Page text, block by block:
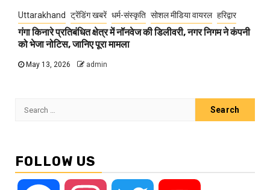
Uttarakhand ट्रेंडिंग खबरें धर्म-संस्कृति सोशल मीडिया वायरल हरिद्वार
गंगा किनारे प्रतिबंधित क्षेत्र में नॉनवेज की डिलीवरी, नगर निगम ने कंपनी
को भेजा नोटिस, जानिए पूरा मामला
May 13, 2026 admin
Search
FOLLOW US